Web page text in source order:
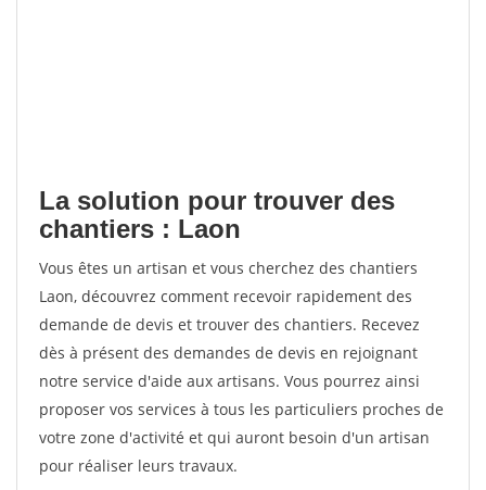
La solution pour trouver des
chantiers : Laon
Vous êtes un artisan et vous cherchez des chantiers
Laon, découvrez comment recevoir rapidement des
demande de devis et trouver des chantiers. Recevez
dès à présent des demandes de devis en rejoignant
notre service d'aide aux artisans. Vous pourrez ainsi
proposer vos services à tous les particuliers proches de
votre zone d'activité et qui auront besoin d'un artisan
pour réaliser leurs travaux.